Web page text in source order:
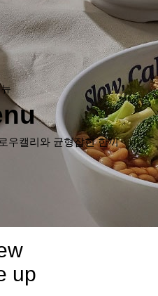
우캘리와 균형잡힌 한끼
up